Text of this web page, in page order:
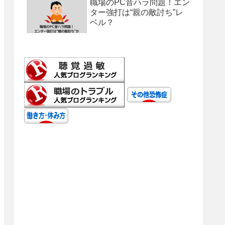
職場のPC音ハラ問題！エン
ター強打は“親の敵討ち”レ
ベル？